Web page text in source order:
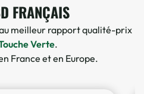
FRANÇAIS
meilleur rapport qualité-prix
Verte.
France et en Europe.